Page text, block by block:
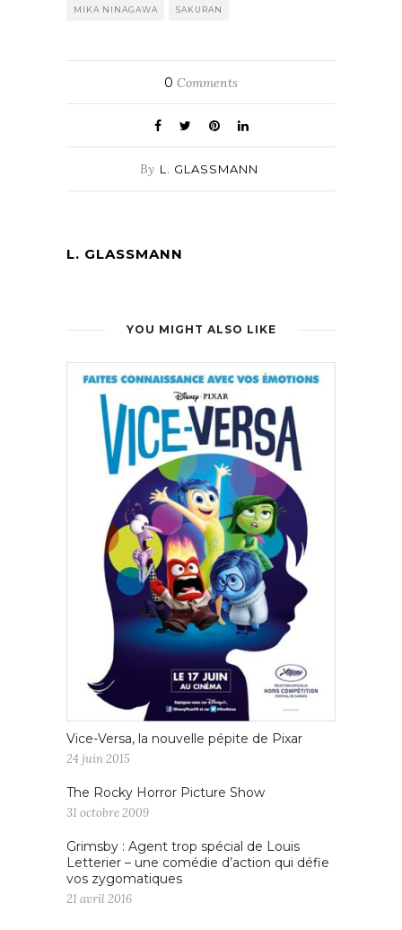
MIKA NINAGAWA SAKURAN
0 Comments
By L. GLASSMANN
L. GLASSMANN
YOU MIGHT ALSO LIKE
Vice-Versa, la nouvelle pépite de Pixar
24 juin 2015
The Rocky Horror Picture Show
31 octobre 2009
Grimsby : Agent trop spécial de Louis
Letterier – une comédie d’action qui défie
vos zygomatiques
21 avril 2016